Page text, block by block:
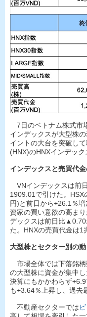
7日のベトナム株式市
インデックスが大型株
イントの大台を突破し
(HNX)のHNXインデック
インデックスと売買代
VNインデックスは前
1909.01で引けた。
円)と前日から+26.1％
資家の買い意欲の高ま
デックスは前日比
た。HNXの売買代金は1
大型株とセクター別の動
市場全体では下落銘柄
の大型株に資金が集中し
決算にもかかわらず
も+3.64％上昇し、過去
不動産セクターでは